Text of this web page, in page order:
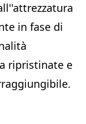
in fase di
ripristinate e